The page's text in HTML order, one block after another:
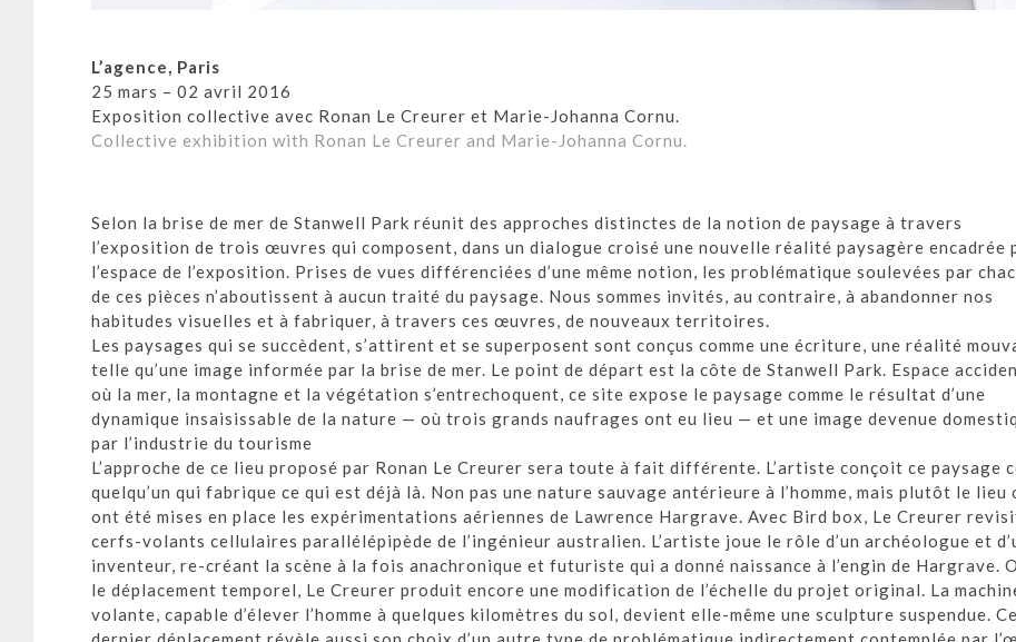
L’agence, Paris
25 mars – 02 avril 2016
Exposition collective avec Ronan Le Creurer et Marie-Johanna Cornu.
Collective exhibition with Ronan Le Creurer and Marie-Johanna Cornu.
Selon la brise de mer de Stanwell Park réunit des approches distinctes de la notion de paysage à travers
l’exposition de trois œuvres qui composent, dans un dialogue croisé une nouvelle réalité paysagère encadrée
l’espace de l’exposition. Prises de vues différenciées d’une même notion, les problématique soulevées par
de ces pièces n’aboutissent à aucun traité du paysage. Nous sommes invités, au contraire, à abandonner nos
habitudes visuelles et à fabriquer, à travers ces œuvres, de nouveaux territoires.
Les paysages qui se succèdent, s’attirent et se superposent sont conçus comme une écriture, une réalité
telle qu’une image informée par la brise de mer. Le point de départ est la côte de Stanwell Park. Espace
où la mer, la montagne et la végétation s’entrechoquent, ce site expose le paysage comme le résultat d’une
dynamique insaisissable de la nature — où trois grands naufrages ont eu lieu — et une image devenue
par l’industrie du tourisme
L’approche de ce lieu proposé par Ronan Le Creurer sera toute à fait différente. L’artiste conçoit ce paysage
quelqu’un qui fabrique ce qui est déjà là. Non pas une nature sauvage antérieure à l’homme, mais plutôt le lieu
ont été mises en place les expérimentations aériennes de Lawrence Hargrave. Avec Bird box, Le Creurer
cerfs-volants cellulaires parallélépipède de l’ingénieur australien. L’artiste joue le rôle d’un archéologue et
inventeur, re-créant la scène à la fois anachronique et futuriste qui a donné naissance à l’engin de Hargrave.
le déplacement temporel, Le Creurer produit encore une modification de l’échelle du projet original. La
volante, capable d’élever l’homme à quelques kilomètres du sol, devient elle-même une sculpture suspendue. Ce